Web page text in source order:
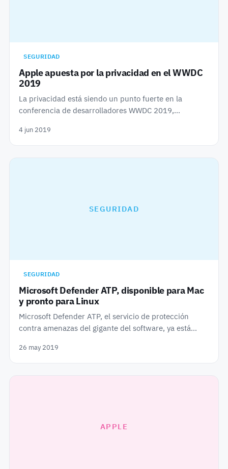
SEGURIDAD
Apple apuesta por la privacidad en el WWDC
2019
La privacidad está siendo un punto fuerte en la
conferencia de desarrolladores WWDC 2019,…
4 jun 2019
SEGURIDAD
SEGURIDAD
Microsoft Defender ATP, disponible para Mac
y pronto para Linux
Microsoft Defender ATP, el servicio de protección
contra amenazas del gigante del software, ya está…
26 may 2019
APPLE